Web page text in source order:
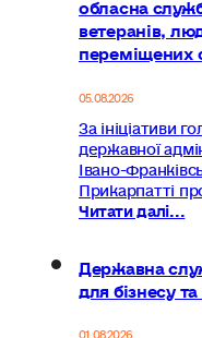
ветеранів,
05.08.2026
За ініціативи
державної
Івано-
Прикарпатті
Читати далі...
Державна
для бізнесу
01.08.2026